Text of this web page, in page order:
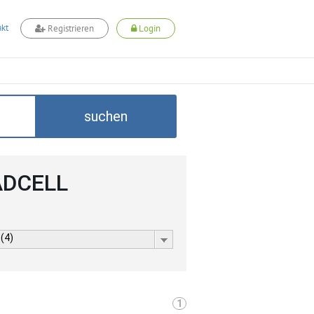
Registrieren Login
suchen
1